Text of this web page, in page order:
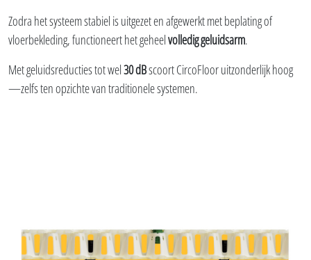
Zodra het systeem stabiel is uitgezet en afgewerkt met beplating of
vloerbekleding, functioneert het geheelvolledig geluidsarm.
Met geluidsreducties tot wel30 dBscoort CircoFloor uitzonderlijk hoog
—zelfs ten opzichte van traditionele systemen.